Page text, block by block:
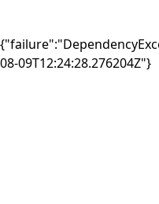
08-09T12:24:28.276204Z"}